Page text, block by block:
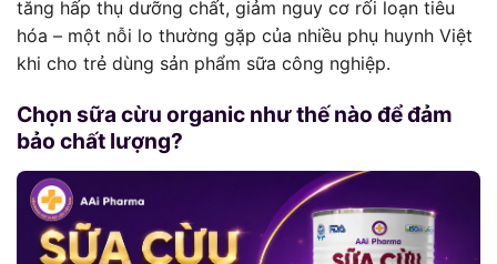
tăng hấp thụ dưỡng chất, giảm nguy cơ rối loạn tiêu
hóa – một nỗi lo thường gặp của nhiều phụ huynh Việt
khi cho trẻ dùng sản phẩm sữa công nghiệp.
Chọn sữa cừu organic như thế nào để đảm
bảo chất lượng?